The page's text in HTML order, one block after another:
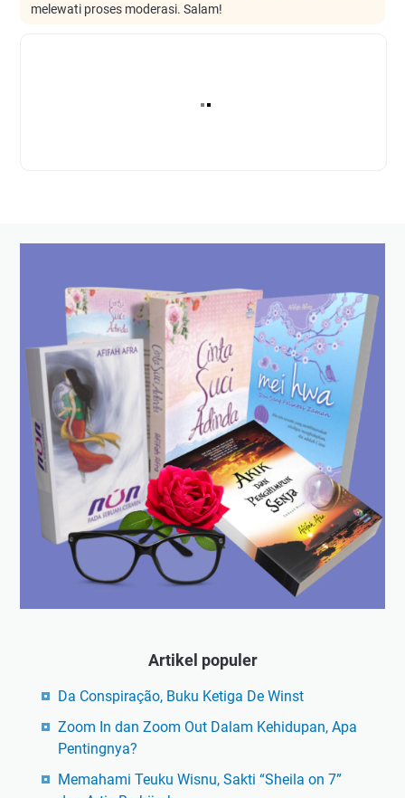
melewati proses moderasi. Salam!
Artikel populer
Da Conspiração, Buku Ketiga De Winst
Zoom In dan Zoom Out Dalam Kehidupan, Apa
Pentingnya?
Memahami Teuku Wisnu, Sakti “Sheila on 7”